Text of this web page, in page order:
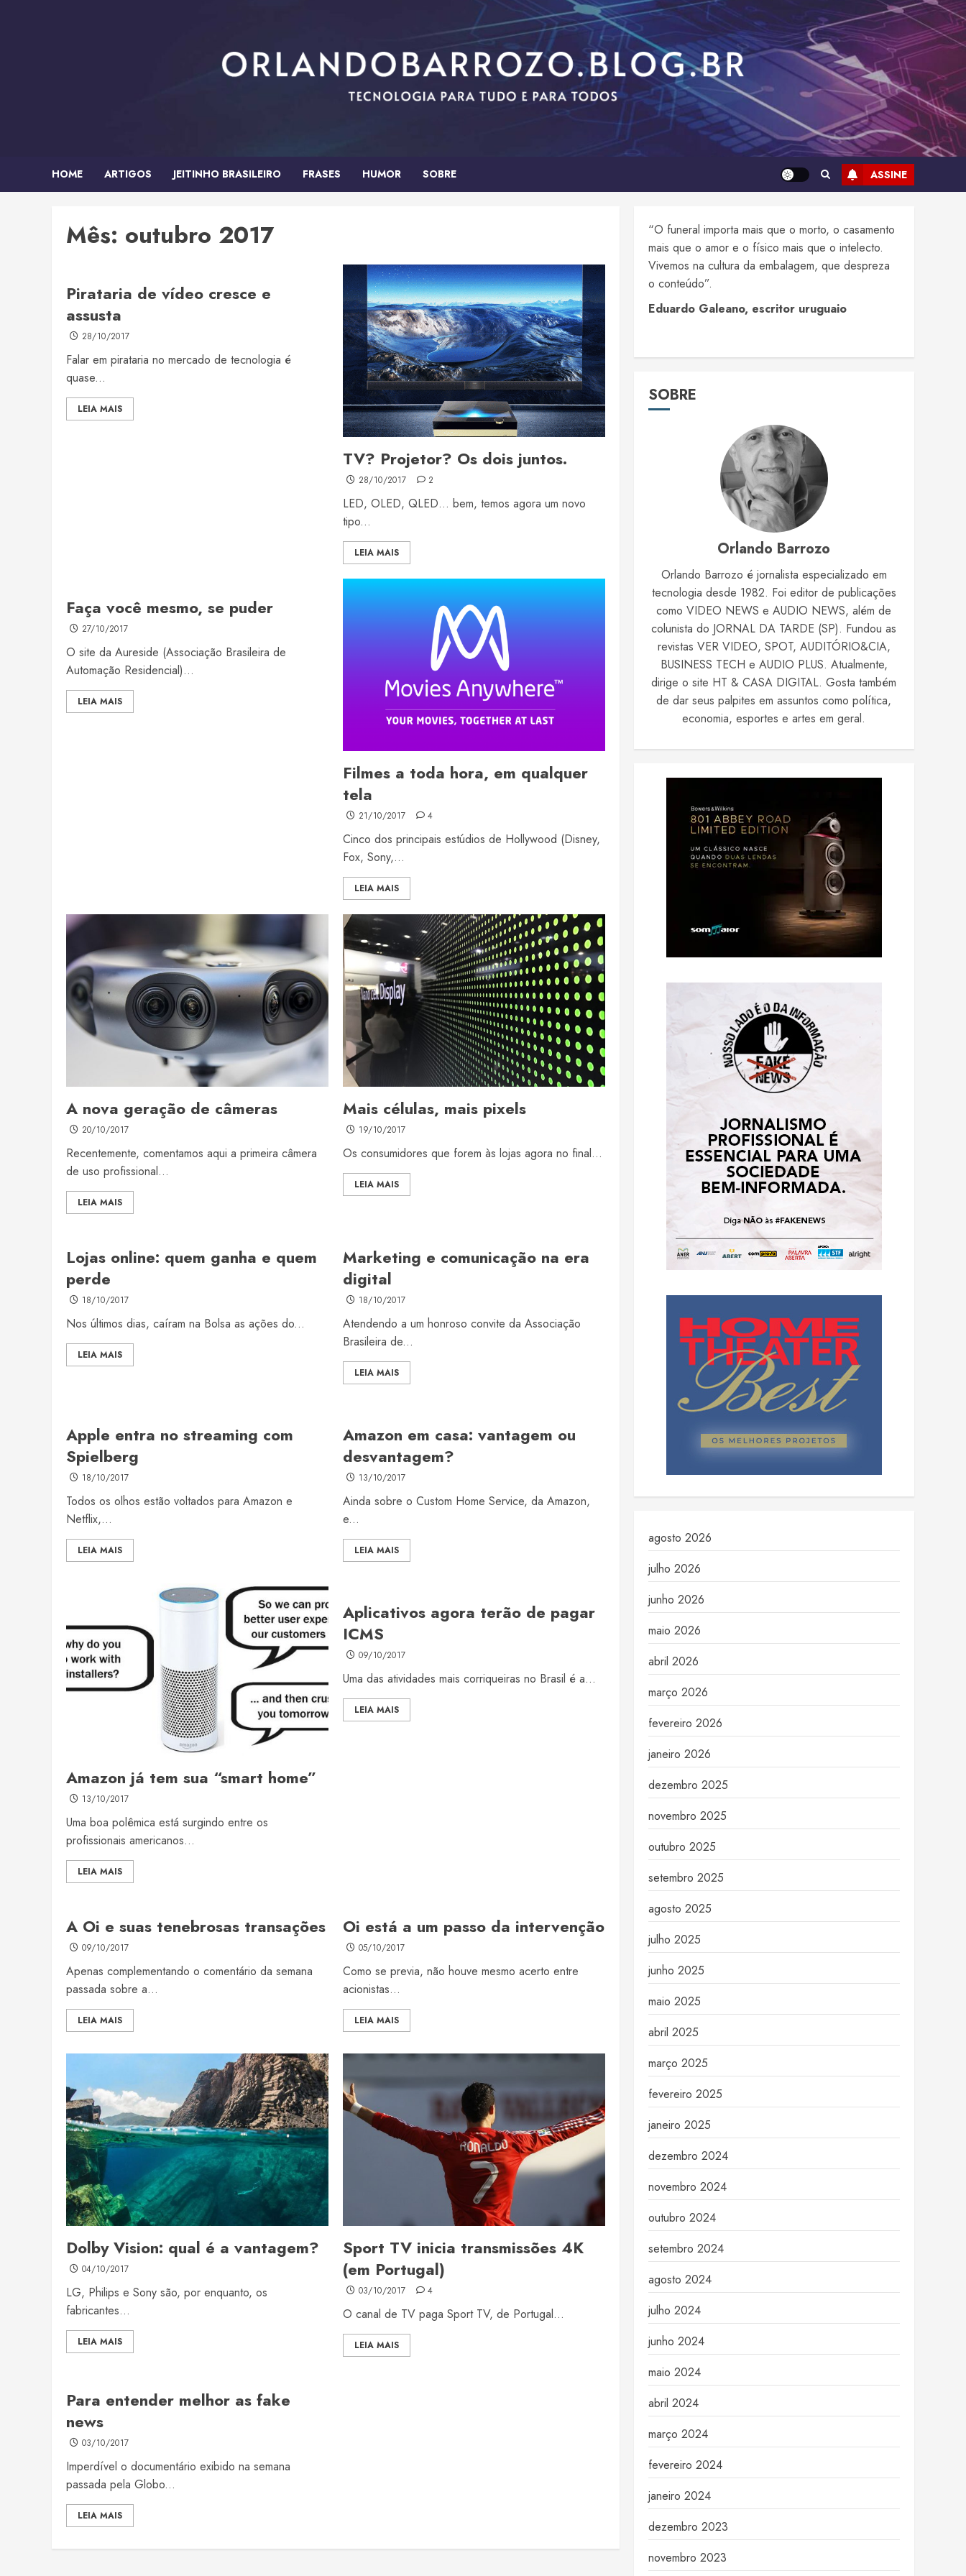
HOME ARTIGOS JEITINHO BRASILEIRO FRASES HUMOR SOBRE ASSINE
Mês: outubro 2017
Pirataria de vídeo cresce e
assusta
28/10/2017
Falar em pirataria no mercado de tecnologia é
quase...
LEIA MAIS
TV? Projetor? Os dois juntos.
28/10/2017 2
LED, OLED, QLED… bem, temos agora um novo
tipo...
LEIA MAIS
Faça você mesmo, se puder
27/10/2017
O site da Aureside (Associação Brasileira de
Automação Residencial)...
LEIA MAIS
Filmes a toda hora, em qualquer
tela
21/10/2017 4
Cinco dos principais estúdios de Hollywood (Disney,
Fox, Sony,...
LEIA MAIS
A nova geração de câmeras
20/10/2017
Recentemente, comentamos aqui a primeira câmera
de uso profissional...
LEIA MAIS
Mais células, mais pixels
19/10/2017
Os consumidores que forem às lojas agora no final...
LEIA MAIS
Lojas online: quem ganha e quem
perde
18/10/2017
Nos últimos dias, caíram na Bolsa as ações do...
LEIA MAIS
Marketing e comunicação na era
digital
18/10/2017
Atendendo a um honroso convite da Associação
Brasileira de...
LEIA MAIS
Apple entra no streaming com
Spielberg
18/10/2017
Todos os olhos estão voltados para Amazon e
Netflix,...
LEIA MAIS
Amazon em casa: vantagem ou
desvantagem?
13/10/2017
Ainda sobre o Custom Home Service, da Amazon,
e...
LEIA MAIS
Amazon já tem sua “smart home”
13/10/2017
Uma boa polêmica está surgindo entre os
profissionais americanos...
LEIA MAIS
Aplicativos agora terão de pagar
ICMS
09/10/2017
Uma das atividades mais corriqueiras no Brasil é a...
LEIA MAIS
A Oi e suas tenebrosas transações
09/10/2017
Apenas complementando o comentário da semana
passada sobre a...
LEIA MAIS
Oi está a um passo da intervenção
05/10/2017
Como se previa, não houve mesmo acerto entre
acionistas...
LEIA MAIS
Dolby Vision: qual é a vantagem?
04/10/2017
LG, Philips e Sony são, por enquanto, os
fabricantes...
LEIA MAIS
Sport TV inicia transmissões 4K
(em Portugal)
03/10/2017 4
O canal de TV paga Sport TV, de Portugal...
LEIA MAIS
Para entender melhor as fake
news
03/10/2017
Imperdível o documentário exibido na semana
passada pela Globo...
LEIA MAIS
“O funeral importa mais que o morto, o casamento
mais que o amor e o físico mais que o intelecto.
Vivemos na cultura da embalagem, que despreza
o conteúdo”.
Eduardo Galeano, escritor uruguaio
SOBRE
Orlando Barrozo
Orlando Barrozo é jornalista especializado em
tecnologia desde 1982. Foi editor de publicações
como VIDEO NEWS e AUDIO NEWS, além de
colunista do JORNAL DA TARDE (SP). Fundou as
revistas VER VIDEO, SPOT, AUDITÓRIO&CIA,
BUSINESS TECH e AUDIO PLUS. Atualmente,
dirige o site HT & CASA DIGITAL. Gosta também
de dar seus palpites em assuntos como política,
economia, esportes e artes em geral.
agosto 2026
julho 2026
junho 2026
maio 2026
abril 2026
março 2026
fevereiro 2026
janeiro 2026
dezembro 2025
novembro 2025
outubro 2025
setembro 2025
agosto 2025
julho 2025
junho 2025
maio 2025
abril 2025
março 2025
fevereiro 2025
janeiro 2025
dezembro 2024
novembro 2024
outubro 2024
setembro 2024
agosto 2024
julho 2024
junho 2024
maio 2024
abril 2024
março 2024
fevereiro 2024
janeiro 2024
dezembro 2023
novembro 2023